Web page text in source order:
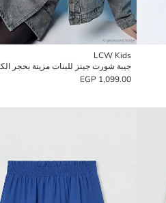
LCW Kids
جيبة شورت جينز للبنات مزينة بحجر
1,099.00 EGP